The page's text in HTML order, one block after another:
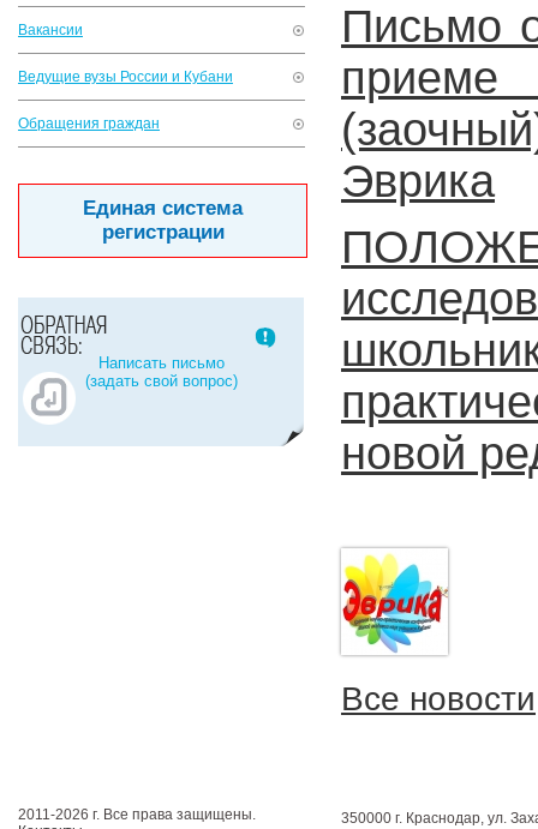
Вакансии
Ведущие вузы России и Кубани
Обращения граждан
Единая система
регистрации
Написать письмо
(задать свой вопрос)
Письмо
Эврика
новой
Все новости
2011-2026 г. Все права защищены.
350000 г. Краснодар, ул.